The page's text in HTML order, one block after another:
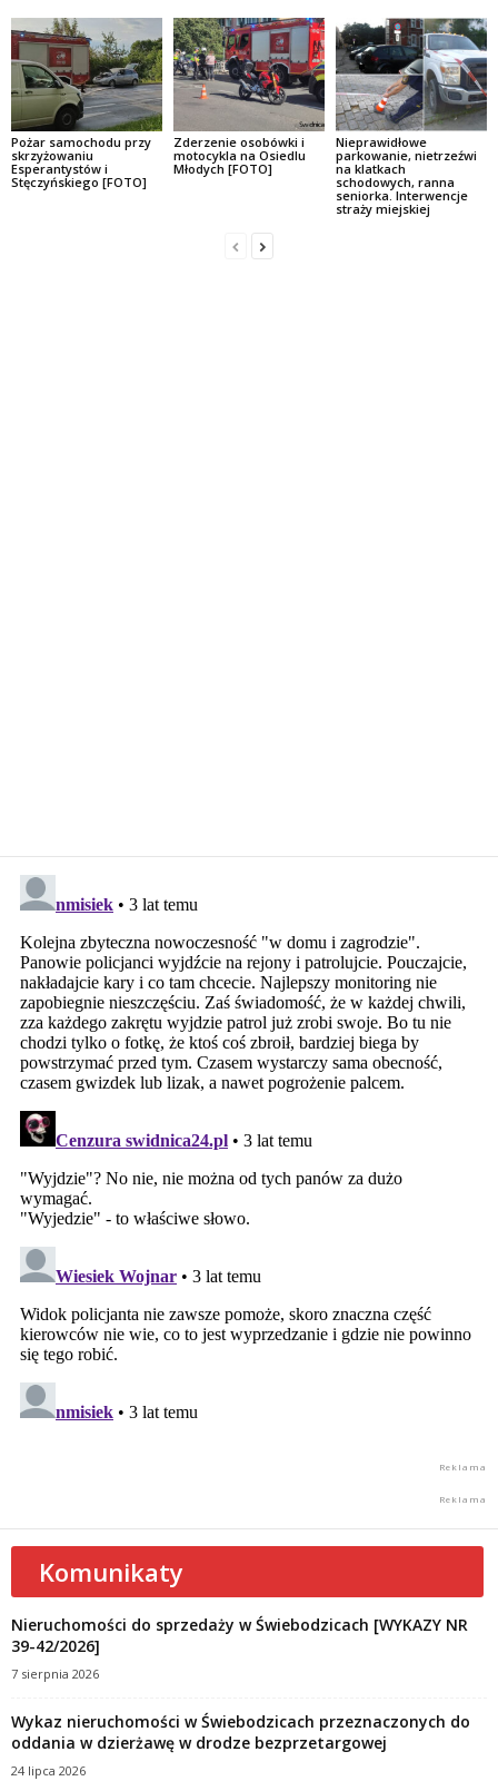
Pożar samochodu przy
skrzyżowaniu
Esperantystów i
Stęczyńskiego [FOTO]
Zderzenie osobówki i
motocykla na Osiedlu
Młodych [FOTO]
Nieprawidłowe
parkowanie, nietrzeźwi
na klatkach
schodowych, ranna
seniorka. Interwencje
straży miejskiej
Komunikaty
Nieruchomości do sprzedaży w Świebodzicach [WYKAZY NR
39-42/2026]
7 sierpnia 2026
Wykaz nieruchomości w Świebodzicach przeznaczonych do
oddania w dzierżawę w drodze bezprzetargowej
24 lipca 2026